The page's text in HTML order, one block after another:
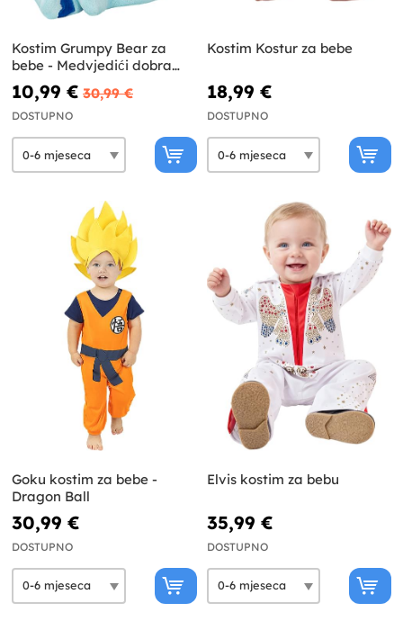
Kostim Grumpy Bear za
bebe - Medvjedići dobra
srca
10,99 € 30,99 €
DOSTUPNO
Kostim Kostur za bebe
18,99 €
DOSTUPNO
Goku kostim za bebe -
Dragon Ball
30,99 €
DOSTUPNO
Elvis kostim za bebu
35,99 €
DOSTUPNO